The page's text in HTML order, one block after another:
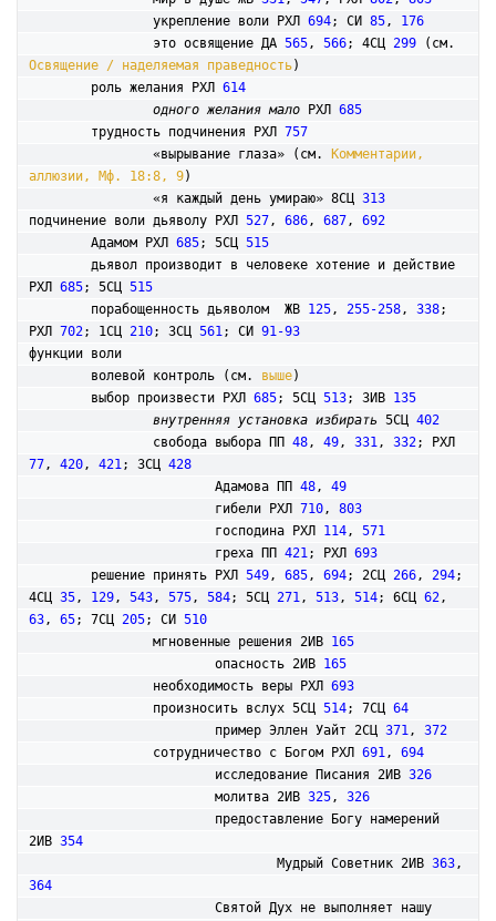
		укрепление воли РХЛ
694; СИ 85, 176
		это освящение ДА
565, 566; 4СЦ 299
Освящение / наделяемая праведность)
	роль желания РХЛ
614
одного желания мало РХЛ 685
	трудность подчинения РХЛ
757
		«вырывание глаза» (см.
Комментарии,
аллюзии, Мф. 18:8, 9)
		«я каждый день умираю» 8СЦ
313
подчинение воли дьяволу РХЛ 527, 686, 687, 692
	Адамом РХЛ
685; 5СЦ 515
РХЛ 685; 5СЦ 515
	порабощенность дьяволом  ЖВ
125, 255-258, 338;
РХЛ 702; 1СЦ 210; 3СЦ 561; СИ 91-93
функции воли
	волевой контроль (см.
выше)
	выбор произвести РХЛ
685; 5СЦ 513; 3ИВ 135
внутренняя установка избирать 5СЦ 402
свобода выбора ПП 48, 49, 331, 332
77, 420, 421; 3СЦ 428
			Адамова ПП
48, 49
			гибели РХЛ
710, 803
			господина РХЛ
114, 571
			греха ПП
421; РХЛ 693
	решение принять РХЛ
549, 685, 694; 2СЦ 266, 294;
4СЦ 35, 129, 543, 575, 584; 5СЦ 271, 513, 514; 6СЦ 62
63, 65; 7СЦ 205; СИ 510
		мгновенные решения 2ИВ
165
			опасность 2ИВ
165
		необходимость веры РХЛ
693
		произносить вслух 5СЦ
514; 7СЦ 64
			пример Эллен Уайт 2СЦ
371, 372
		сотрудничество с Богом РХЛ
691, 694
			исследование Писания 2ИВ
326
			молитва 2ИВ
325, 326
2ИВ 354
				Мудрый Советник 2ИВ
363
364